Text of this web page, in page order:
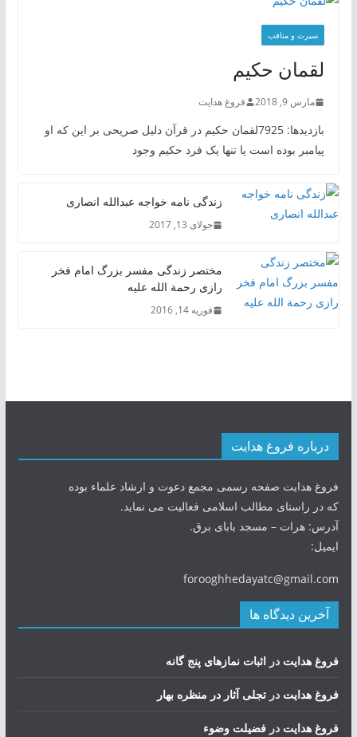
سیرت و منافب
لقمان حکیم
مارس 9, 2018 فروغ هدایت
بازدیدها: 7925لقمان حکیم در قرآن دلیل صریحی بر این که او
پیامبر بوده است یا تنها یک فرد حکیم وجود
زندگی نامه خواجه عبدالله انصاری
جولای 13, 2017
مختصر زندگی مفسر بزرگ امام فخر
رازی رحمة الله علیه
فوریه 14, 2016
درباره فروغ هدایت
فروغ هدایت صفحه رسمی مجمع دعوت و ارشاد علماء بوده
که در راستای مطالب اسلامی فعالیت می نماید.
آدرس: هرات – مسجد بابای برق.
ایمیل:
forooghhedayatc@gmail.com
آخرین دیدگاه ها
فروغ هدایت در اثبات نمازهای پنج گانه
فروغ هدایت در تجلی آثار در منظره بهار
فروغ هدایت در فضيلت وضوء